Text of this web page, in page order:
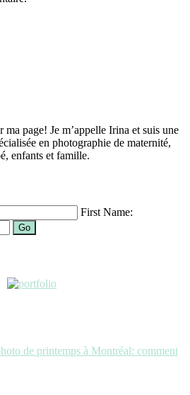
ma page! Je m’appelle Irina et suis une
en photographie de maternité,
enfants et famille.
First Name:
Go
de printemps à Montréal: comment